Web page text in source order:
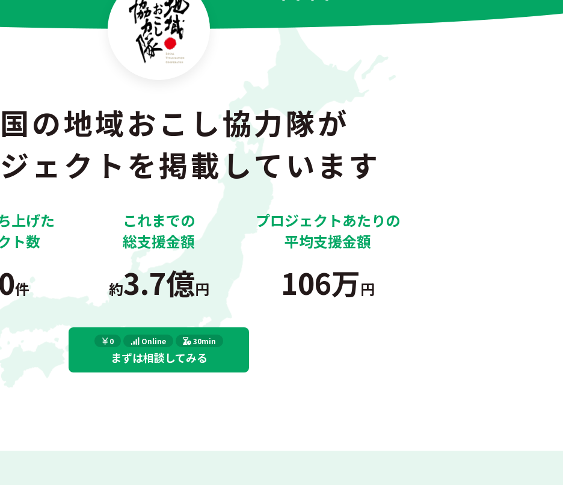
の地域おこし協力隊が
ェクトを掲載しています
上げた
ト数
件
これまでの
総支援金額
約3.7億円
プロジェクトあたりの
平均支援金額
106万円
0 Online 30min
まずは相談してみる